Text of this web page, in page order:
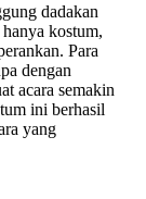
dadakan
kostum,
Para
dengan
acara semakin
ini berhasil
yang